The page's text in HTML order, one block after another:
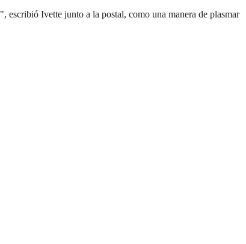
", escribió Ivette junto a la postal, como una manera de plasmar